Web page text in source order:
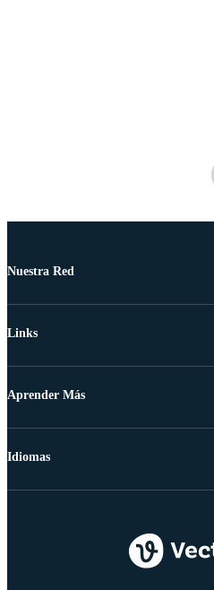
Nuestra Red
Links
Aprender Más
Idiomas